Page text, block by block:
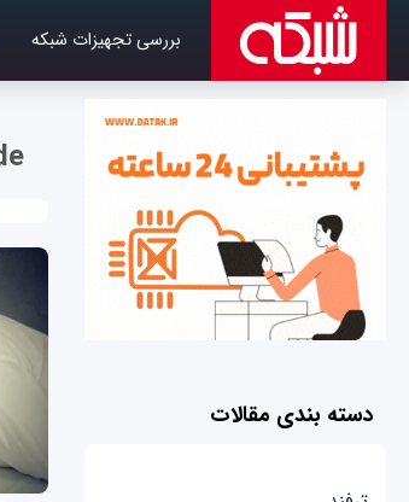
بررسی تجهیزات شبکه
دسته بندی مقالات